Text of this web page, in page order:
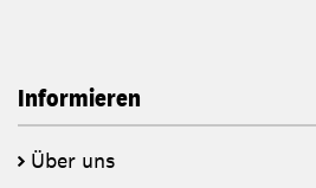
Informieren
Über uns